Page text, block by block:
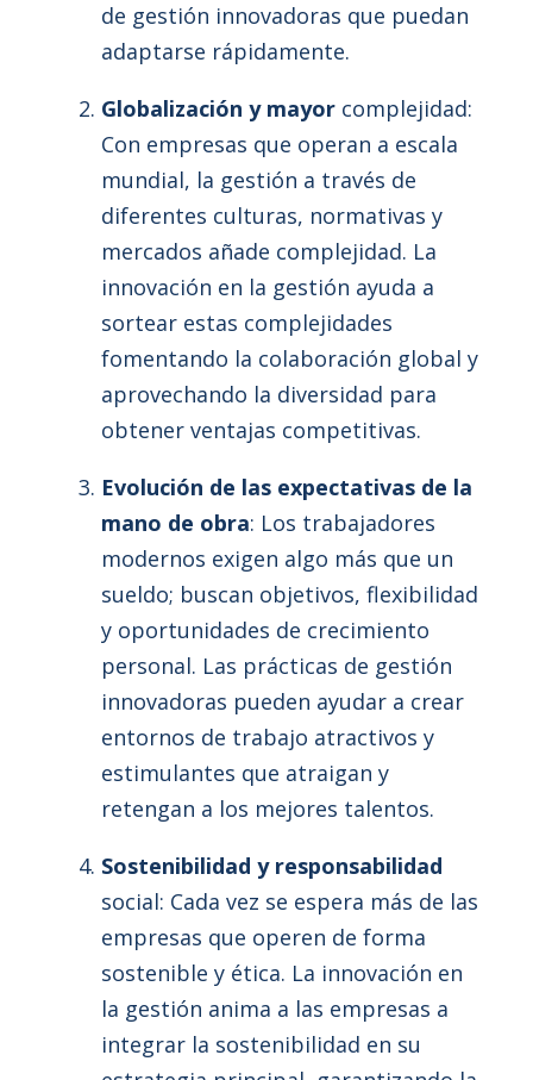
de gestión innovadoras que puedan
adaptarse rápidamente.
Globalización y mayor complejidad:
Con empresas que operan a escala
mundial, la gestión a través de
diferentes culturas, normativas y
mercados añade complejidad. La
innovación en la gestión ayuda a
sortear estas complejidades
fomentando la colaboración global y
aprovechando la diversidad para
obtener ventajas competitivas.
Evolución de las expectativas de la
mano de obra: Los trabajadores
modernos exigen algo más que un
sueldo; buscan objetivos, flexibilidad
y oportunidades de crecimiento
personal. Las prácticas de gestión
innovadoras pueden ayudar a crear
entornos de trabajo atractivos y
estimulantes que atraigan y
retengan a los mejores talentos.
Sostenibilidad y responsabilidad
social: Cada vez se espera más de las
empresas que operen de forma
sostenible y ética. La innovación en
la gestión anima a las empresas a
integrar la sostenibilidad en su